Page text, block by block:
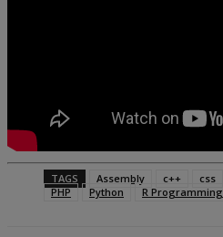
TAGS Assembly c++ css
PHP
Python R Programming